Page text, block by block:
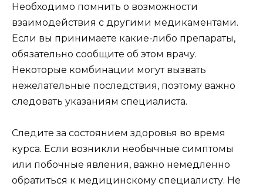
Необходимо помнить о возможности
взаимодействия с другими медикаментами.
Если вы принимаете какие-либо препараты,
обязательно сообщите об этом врачу.
Некоторые комбинации могут вызвать
нежелательные последствия, поэтому важно
следовать указаниям специалиста.
Следите за состоянием здоровья во время
курса. Если возникли необычные симптомы
или побочные явления, важно немедленно
обратиться к медицинскому специалисту. Не